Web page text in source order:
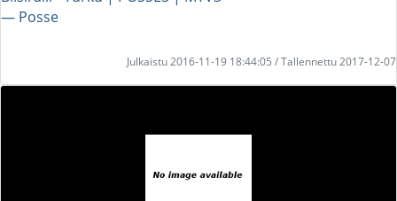
― Posse
Julkaistu 2016-11-19 18:44:05 / Tallennettu 2017-12-07